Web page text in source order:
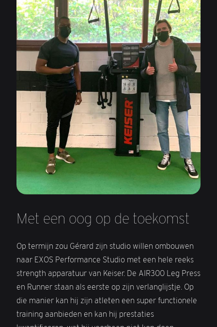
Met een oog op de toekomst
Op termijn zou Gérard zijn studio willen ombouwen
naar EXOS Performance Studio met een hele reeks
strength apparatuur van Keiser. De AIR300 Leg Press
en Runner staan als eerste op zijn verlanglijstje. Op
die manier kan hij zijn atleten een super functionele
training aanbieden en kan hij prestaties